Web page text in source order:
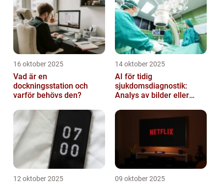
16 oktober 2025
Vad är en
dockningsstation och
varför behövs den?
14 oktober 2025
AI för tidig
sjukdomsdiagnostik:
Analys av bilder eller
12 oktober 2025 09 oktober 2025